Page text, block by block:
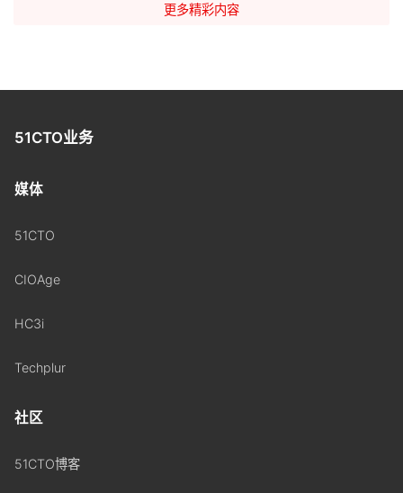
更多精彩内容
51CTO业务
媒体
51CTO
CIOAge
HC3i
Techplur
社区
51CTO博客